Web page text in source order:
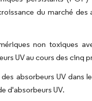
du marché des
non toxiques
UV au cours des cinq
absorbeurs UV dans
d'absorbeurs UV.